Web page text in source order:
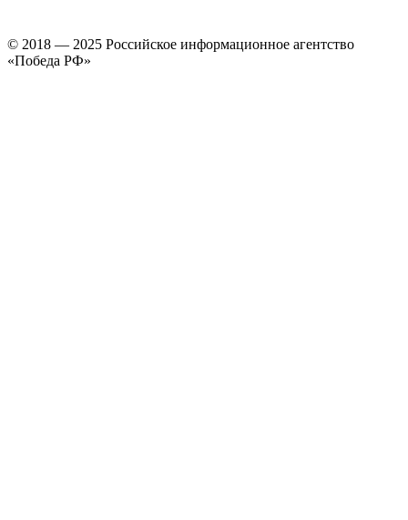
© 2018 — 2025 Российское информационное агентство
«Победа РФ»